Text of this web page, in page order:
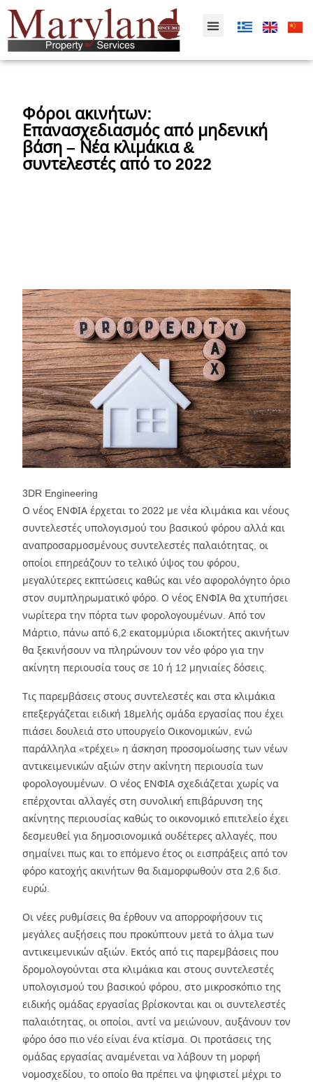
Φόροι ακινήτων:
Επανασχεδιασμός από μηδενική
βάση – Νέα κλιμάκια &
συντελεστές από το 2022
3DR Engineering
Ο νέος ΕΝΦΙΑ έρχεται το 2022 με νέα κλιμάκια και νέους
συντελεστές υπολογισμού του βασικού φόρου αλλά και
αναπροσαρμοσμένους συντελεστές παλαιότητας, οι
οποίοι επηρεάζουν το τελικό ύψος του φόρου,
μεγαλύτερες εκπτώσεις καθώς και νέο αφορολόγητο όριο
στον συμπληρωματικό φόρο. Ο νέος ΕΝΦΙΑ θα χτυπήσει
νωρίτερα την πόρτα των φορολογουμένων. Από τον
Μάρτιο, πάνω από 6,2 εκατομμύρια ιδιοκτήτες ακινήτων
θα ξεκινήσουν να πληρώνουν τον νέο φόρο για την
ακίνητη περιουσία τους σε 10 ή 12 μηνιαίες δόσεις.
Τις παρεμβάσεις στους συντελεστές και στα κλιμάκια
επεξεργάζεται ειδική 18μελής ομάδα εργασίας που έχει
πιάσει δουλειά στο υπουργείο Οικονομικών, ενώ
παράλληλα «τρέχει» η άσκηση προσομοίωσης των νέων
αντικειμενικών αξιών στην ακίνητη περιουσία των
φορολογουμένων. Ο νέος ΕΝΦΙΑ σχεδιάζεται χωρίς να
επέρχονται αλλαγές στη συνολική επιβάρυνση της
ακίνητης περιουσίας καθώς το οικονομικό επιτελείο έχει
δεσμευθεί για δημοσιονομικά ουδέτερες αλλαγές, που
σημαίνει πως και το επόμενο έτος οι εισπράξεις από τον
φόρο κατοχής ακινήτων θα διαμορφωθούν στα 2,6 δισ.
ευρώ.
Οι νέες ρυθμίσεις θα έρθουν να απορροφήσουν τις
μεγάλες αυξήσεις που προκύπτουν μετά το άλμα των
αντικειμενικών αξιών. Εκτός από τις παρεμβάσεις που
δρομολογούνται στα κλιμάκια και στους συντελεστές
υπολογισμού του βασικού φόρου, στο μικροσκόπιο της
ειδικής ομάδας εργασίας βρίσκονται και οι συντελεστές
παλαιότητας, οι οποίοι, αντί να μειώνουν, αυξάνουν τον
φόρο όσο πιο νέο είναι ένα κτίσμα. Οι προτάσεις της
ομάδας εργασίας αναμένεται να λάβουν τη μορφή
νομοσχεδίου, το οποίο θα πρέπει να ψηφιστεί μέχρι το